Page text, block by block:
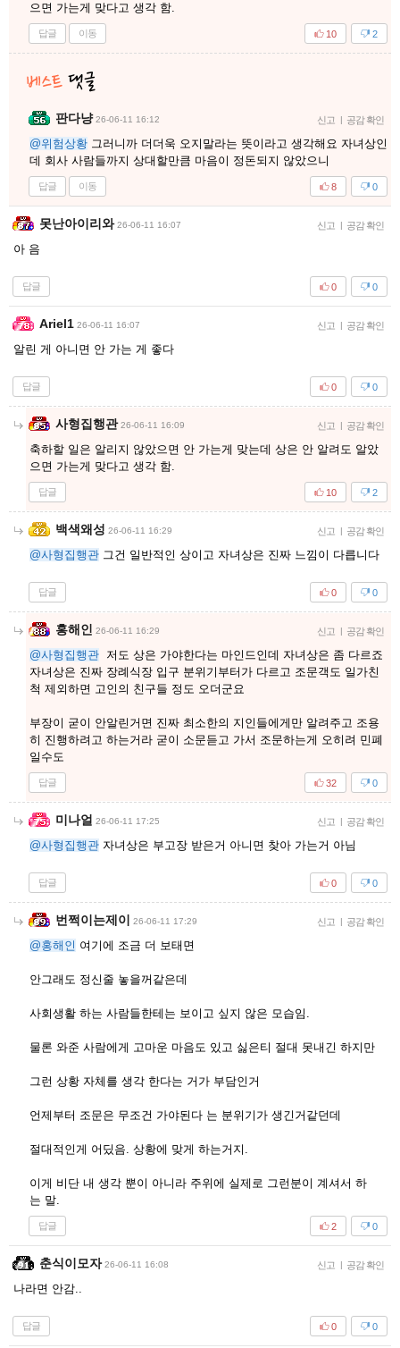
으면 가는게 맞다고 생각 함.
답글 이동 2
10
판다냥 26-06-11 16:12 신고 공감 확인
@위험상황 그러니까 더더욱 오지말라는 뜻이라고 생각해요 자녀상인
데 회사 사람들까지 상대할만큼 마음이 정돈되지 않았으니
답글 이동 0
8
못난아이리와 26-06-11 16:07 신고 공감 확인
아 음
답글 0
0
Ariel1 26-06-11 16:07 신고 공감 확인
알린 게 아니면 안 가는 게 좋다
답글 0
0
사형집행관 26-06-11 16:09 신고 공감 확인
축하할 일은 알리지 않았으면 안 가는게 맞는데 상은 안 알려도 알았
으면 가는게 맞다고 생각 함.
답글 2
10
백색왜성 26-06-11 16:29 신고 공감 확인
@사형집행관 그건 일반적인 상이고 자녀상은 진짜 느낌이 다릅니다
답글 0
0
홍해인 26-06-11 16:29 신고 공감 확인
@사형집행관 저도 상은 가야한다는 마인드인데 자녀상은 좀 다르죠
자녀상은 진짜 장례식장 입구 분위기부터가 다르고 조문객도 일가친
척 제외하면 고인의 친구들 정도 오더군요
부장이 굳이 안알린거면 진짜 최소한의 지인들에게만 알려주고 조용
히 진행하려고 하는거라 굳이 소문듣고 가서 조문하는게 오히려 민폐
일수도
답글 0
32
미나얼 26-06-11 17:25 신고 공감 확인
@사형집행관 자녀상은 부고장 받은거 아니면 찾아 가는거 아님
답글 0
0
번쩍이는제이 26-06-11 17:29 신고 공감 확인
@홍해인 여기에 조금 더 보태면
안그래도 정신줄 놓을꺼같은데
사회생활 하는 사람들한테는 보이고 싶지 않은 모습임.
물론 와준 사람에게 고마운 마음도 있고 싫은티 절대 못내긴 하지만
그런 상황 자체를 생각 한다는 거가 부담인거
언제부터 조문은 무조건 가야된다 는 분위기가 생긴거같던데
절대적인게 어딨음. 상황에 맞게 하는거지.
이게 비단 내 생각 뿐이 아니라 주위에 실제로 그런분이 계셔서 하
는 말.
답글 0
2
춘식이모자 26-06-11 16:08 신고 공감 확인
나라면 안감..
답글 0
0